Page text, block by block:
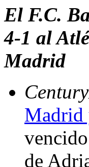
El F.C.
4-1 al
Madrid
Madrid
de